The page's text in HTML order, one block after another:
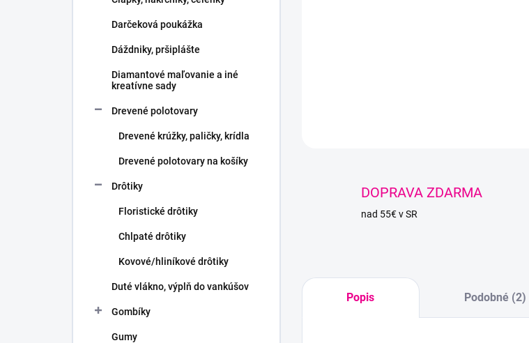
Darčeková poukážka
Dáždniky, pršiplášte
Diamantové maľovanie a iné
kreatívne sady
Drevené polotovary
Drevené krúžky, paličky, krídla
Drevené polotovary na košíky
Drôtiky
Floristické drôtiky
Chlpaté drôtiky
Kovové/hliníkové drôtiky
Duté vlákno, výplň do vankúšov
Gombíky
Gumy
DOPRAVA ZDARMA
nad 55€ v SR
Popis Podobné (2)